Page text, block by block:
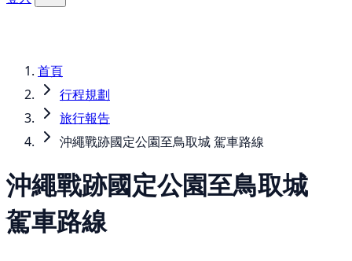
首頁
行程規劃
旅行報告
沖繩戰跡國定公園至鳥取城 駕車路線
沖繩戰跡國定公園至鳥取城
駕車路線